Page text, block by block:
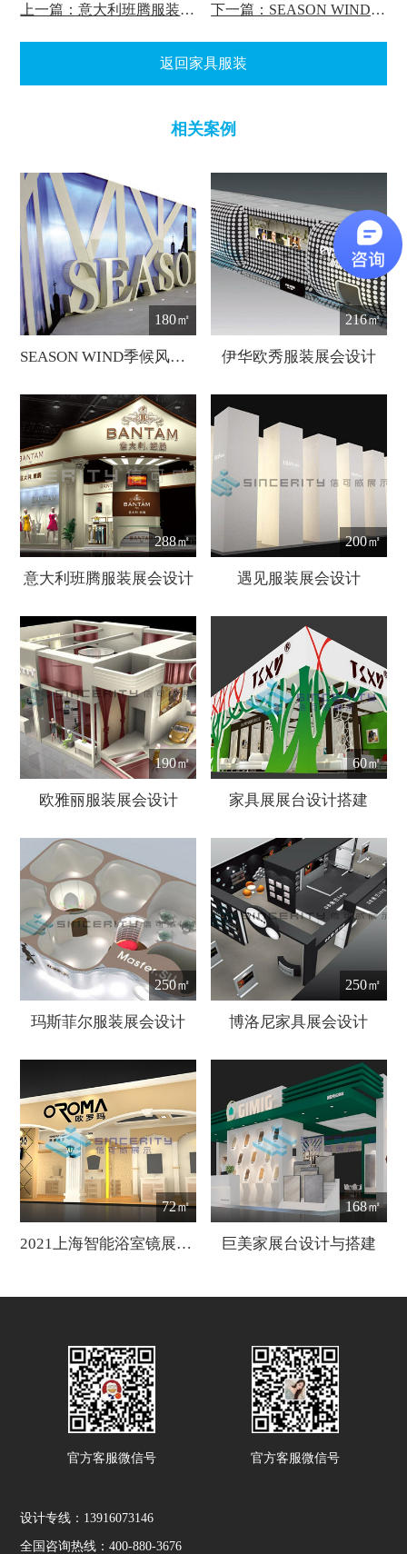
上一篇：意大利班腾服装展会设计 下一篇：SEASON WIND季候风服装展展会设计
返回家具服装
相关案例
180㎡
SEASON WIND季候风服装展展会设计
216㎡
伊华欧秀服装展会设计
288㎡
意大利班腾服装展会设计
200㎡
遇见服装展会设计
190㎡
欧雅丽服装展会设计
60㎡
家具展展台设计搭建
250㎡
玛斯菲尔服装展会设计
250㎡
博洛尼家具展会设计
72㎡
2021上海智能浴室镜展【中国国际智能卫浴展】
168㎡
巨美家展台设计与搭建
官方客服微信号 官方客服微信号
设计专线：13916073146
全国咨询热线：400-880-3676